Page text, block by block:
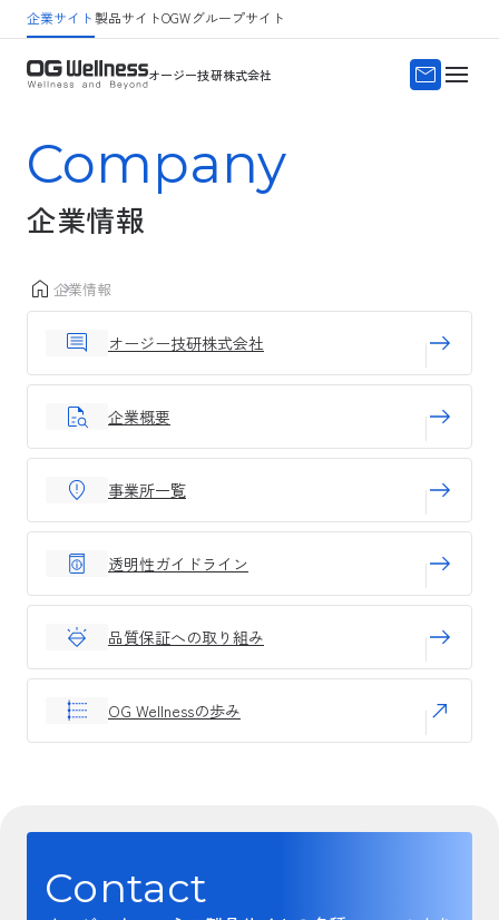
企業サイト製品サイトOGWグループサイト
オージー技研株式会社
サイトマップ
よくある質問
Company
企業情報
企業情報
オージー技研株式会社
企業概要
事業所一覧
透明性ガイドライン
品質保証への取り組み
OG Wellnessの歩み
Contact